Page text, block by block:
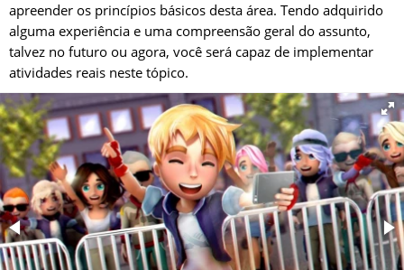
apreender os princípios básicos desta área. Tendo adquirido
alguma experiência e uma compreensão geral do assunto,
talvez no futuro ou agora, você será capaz de implementar
atividades reais neste tópico.